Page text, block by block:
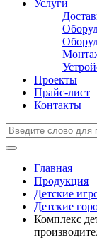
Услуги
Проекты
Прайс-лист
Контакты
Главная
Продукция
Детские
Детские
Комплекс